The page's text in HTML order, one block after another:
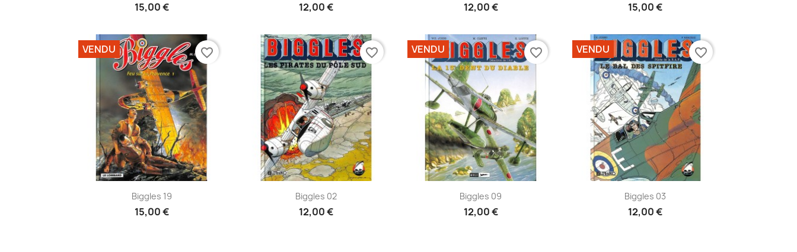
15,00 € 12,00 € 12,00 € 15,00 €
Aperçu rapide
Biggles 19
15,00 €
VENDU favorite_border
Aperçu rapide
Biggles 02
12,00 €
favorite_border
Aperçu rapide
Biggles 09
12,00 €
VENDU favorite_border
Aperçu rapide
Biggles 03
12,00 €
VENDU favorite_border